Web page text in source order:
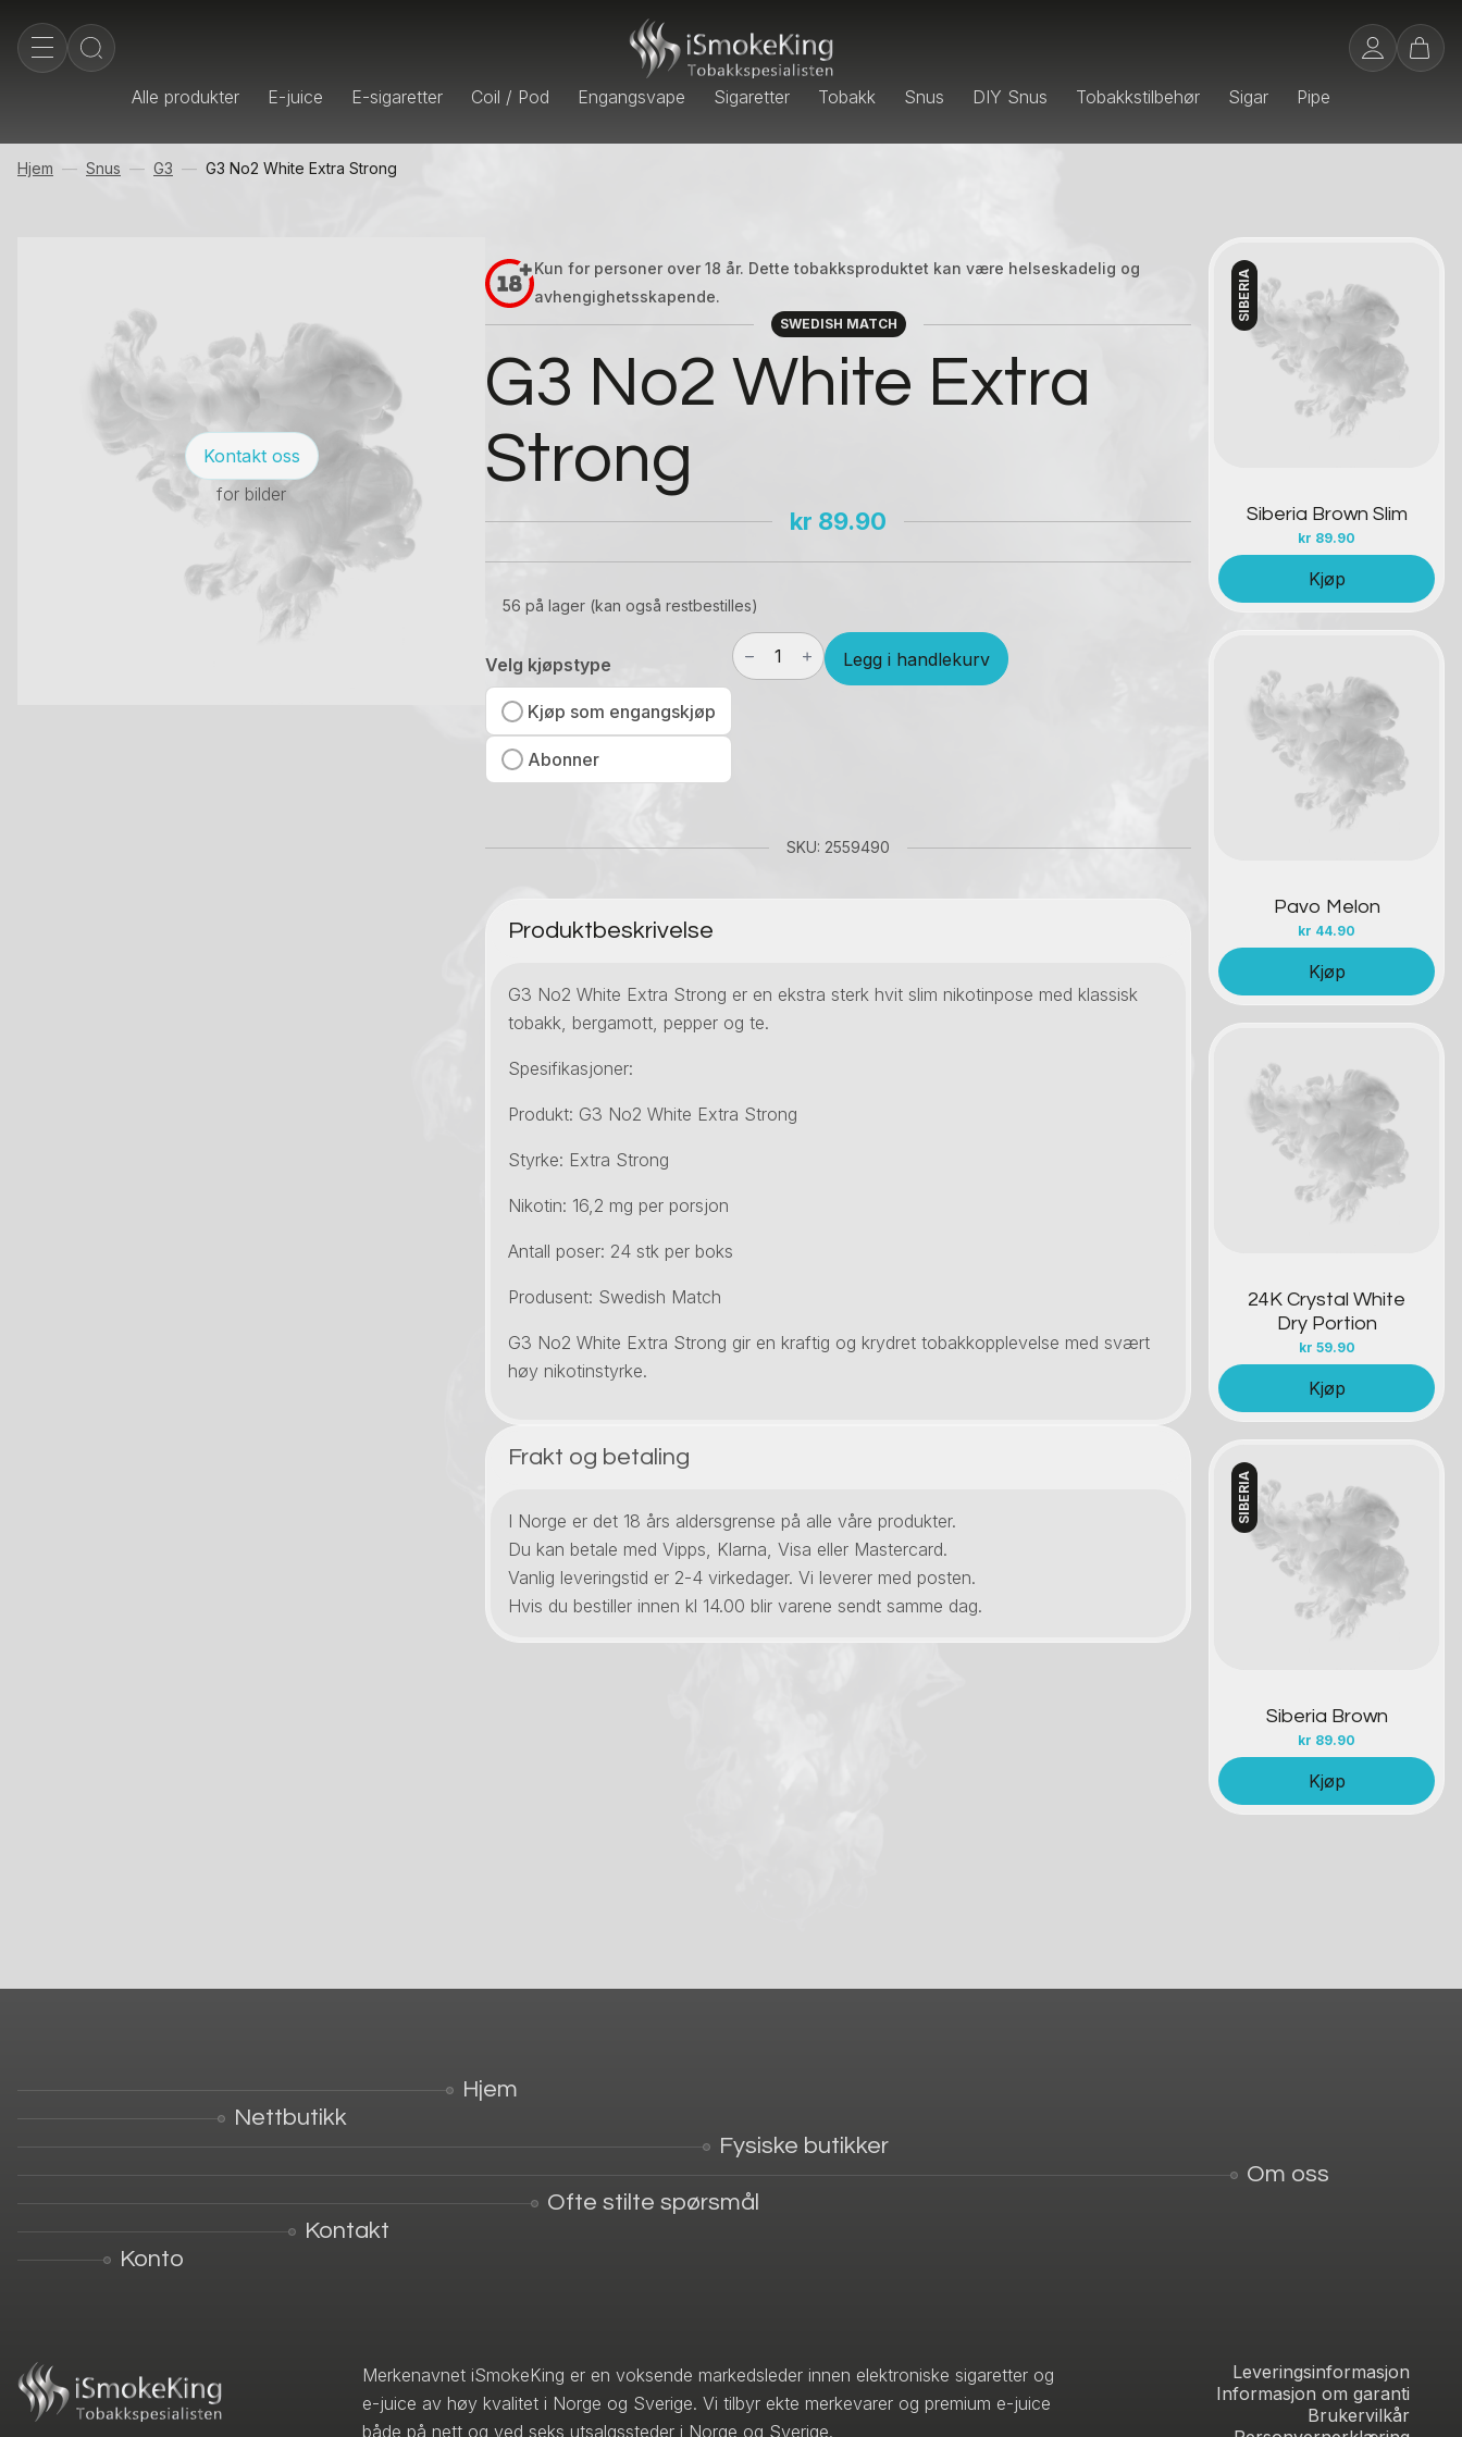
Alle produkter E-juice E-sigaretter Coil / Pod Engangsvape Sigaretter Tobakk Snus DIY Snus Tobakkstilbehør Sigar Pipe
Hjem Snus G3 G3 No2 White Extra Strong
Kontakt oss
for bilder
Kun for personer over 18 år. Dette tobakksproduktet kan være helseskadelig og
avhengighetsskapende.
SWEDISH MATCH
G3 No2 White Extra
Strong
kr 89.90
56 på lager (kan også restbestilles)
Velg kjøpstype
Kjøp som engangskjøp
Abonner
G3
No2
White
Legg i handlekurv
SKU: 2559490
Produktbeskrivelse
G3 No2 White Extra Strong er en ekstra sterk hvit slim nikotinpose med klassisk
tobakk, bergamott, pepper og te.
Spesifikasjoner:
Produkt: G3 No2 White Extra Strong
Styrke: Extra Strong
Nikotin: 16,2 mg per porsjon
Antall poser: 24 stk per boks
Produsent: Swedish Match
G3 No2 White Extra Strong gir en kraftig og krydret tobakkopplevelse med svært
høy nikotinstyrke.
Frakt og betaling
I Norge er det 18 års aldersgrense på alle våre produkter.
Du kan betale med Vipps, Klarna, Visa eller Mastercard.
Vanlig leveringstid er 2-4 virkedager. Vi leverer med posten.
Hvis du bestiller innen kl 14.00 blir varene sendt samme dag.
SIBERIA
Siberia Brown Slim
kr 89.90
Kontakt oss
Kjøp
Pavo Melon
kr 44.90
Kontakt oss
Kjøp
24K Crystal White
Dry Portion
kr 59.90
Kontakt oss
Kjøp
SIBERIA
Siberia Brown
kr 89.90
Kontakt oss
Kjøp
Hjem
Nettbutikk
Fysiske butikker
Om oss
Ofte stilte spørsmål
Kontakt
Konto
Merkenavnet iSmokeKing er en voksende markedsleder innen elektroniske sigaretter og
e-juice av høy kvalitet i Norge og Sverige. Vi tilbyr ekte merkevarer og premium e-juice
både på nett og ved seks utsalgssteder i Norge og Sverige.
Leveringsinformasjon
Informasjon om garanti
Brukervilkår